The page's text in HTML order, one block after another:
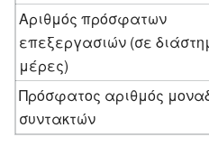
Αριθμός πρόσφατων
επεξεργασιών (σε
μέρες)
Πρόσφατος αριθμός
συντακτών